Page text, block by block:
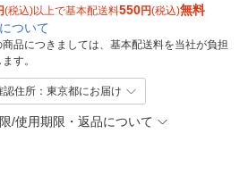
(税込)以上で基本配送料550円(税込)無料
ついて
商品につきましては、基本配送料を当社が負担
す。
認住所：東京都にお届け
/使用期限・返品について